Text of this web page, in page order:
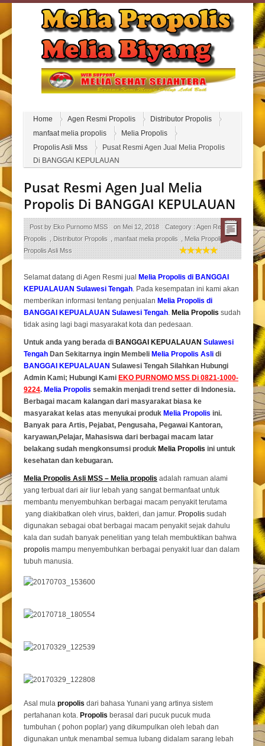
Home Agen Resmi Propolis
Distributor Propolis
manfaat melia propolis
Melia Propolis
Propolis Asli Mss
Pusat Resmi Agen Jual Melia Propolis
Di BANGGAI KEPULAUAN
Pusat Resmi Agen Jual Melia
Propolis Di BANGGAI KEPULAUAN
Post byEko Purnomo MSS onMei 12, 2018 Category :Agen Resmi
Propolis ,Distributor Propolis ,manfaat melia propolis ,Melia Propolis
,
Propolis Asli Mss
Selamat datang di Agen Resmi jual Melia Propolis di BANGGAI
KEPUALAUAN Sulawesi Tengah. Pada kesempatan ini kami akan
memberikan informasi tentang penjualan Melia Propolis di
BANGGAI KEPUALAUAN Sulawesi Tengah. Melia Propolis sudah
tidak asing lagi bagi masyarakat kota dan pedesaan.
Untuk anda yang berada di BANGGAI KEPUALAUAN Sulawesi
Tengah Dan Sekitarnya ingin Membeli Melia Propolis Asli di
BANGGAI KEPUALAUAN Sulawesi Tengah Silahkan Hubungi
Admin Kami; Hubungi Kami EKO PURNOMO MSS Di 0821-1000-
9224. Melia Propolis semakin menjadi trend setter di Indonesia.
Berbagai macam kalangan dari masyarakat biasa ke
masyarakat kelas atas menyukai produk Melia Propolis ini.
Banyak para Artis, Pejabat, Pengusaha, Pegawai Kantoran,
karyawan,Pelajar, Mahasiswa dari berbagai macam latar
belakang sudah mengkonsumsi produk Melia Propolis ini untuk
kesehatan dan kebugaran.
Melia Propolis Asli MSS – Melia propolis adalah ramuan alami
yang terbuat dari air liur lebah yang sangat bermanfaat untuk
membantu menyembuhkan berbagai macam penyakit terutama
yang diakibatkan oleh virus, bakteri, dan jamur. Propolis sudah
digunakan sebagai obat berbagai macam penyakit sejak dahulu
kala dan sudah banyak penelitian yang telah membuktikan bahwa
propolis mampu menyembuhkan berbagai penyakit luar dan dalam
tubuh manusia.
Asal mula propolis dari bahasa Yunani yang artinya sistem
pertahanan kota. Propolis berasal dari pucuk pucuk muda
tumbuhan ( pohon poplar) yang dikumpulkan oleh lebah dan
digunakan untuk menambal semua lubang didalam sarang lebah